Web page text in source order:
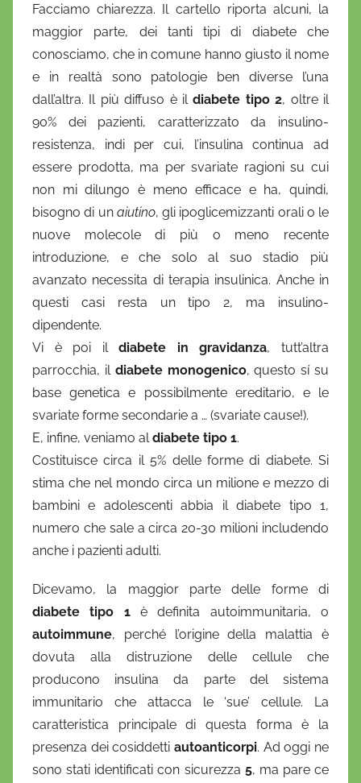
D
a
n
i
e
l
a
D
'
O
r
i
Facciamo chiarezza. Il cartello riporta alcuni, la
maggior parte, dei tanti tipi di diabete che
conosciamo, che in comune hanno giusto il nome
e in realtà sono patologie ben diverse l’una
dall’altra. Il più diffuso è ildiabete tipo 2, oltre il
90% dei pazienti, caratterizzato da insulino-
resistenza, indi per cui, l’insulina continua ad
essere prodotta, ma per svariate ragioni su cui
non mi dilungo è meno efficace e ha, quindi,
bisogno di un aiutino, gli ipoglicemizzanti orali o le
nuove molecole di più o meno recente
introduzione, e che solo al suo stadio più
avanzato necessita di terapia insulinica. Anche in
questi casi resta un tipo 2, ma insulino-
dipendente.
Vi è poi ildiabete in gravidanza, tutt’altra
parrocchia, il diabete monogenico, questo sí su
base genetica e possibilmente ereditario, e le
svariate forme secondarie a … (svariate cause!).
E, infine, veniamo aldiabete tipo 1.
Costituisce circa il 5% delle forme di diabete. Si
stima che nel mondo circa un milione e mezzo di
bambini e adolescenti abbia il diabete tipo 1,
numero che sale a circa 20-30 milioni includendo
anche i pazienti adulti.
Dicevamo, la maggior parte delle forme di
diabete tipo 1è definita autoimmunitaria, o
autoimmune, perché l’origine della malattia è
dovuta alla distruzione delle cellule che
producono insulina da parte del sistema
immunitario che attacca le ‘sue’ cellule. La
caratteristica principale di questa forma è la
presenza dei cosiddetti autoanticorpi. Ad oggi ne
sono stati identificati con sicurezza 5, ma pare ce